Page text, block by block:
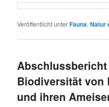
Veröffentlicht unterFauna,Natur
Abschlussbericht
Biodiversität von
und ihren